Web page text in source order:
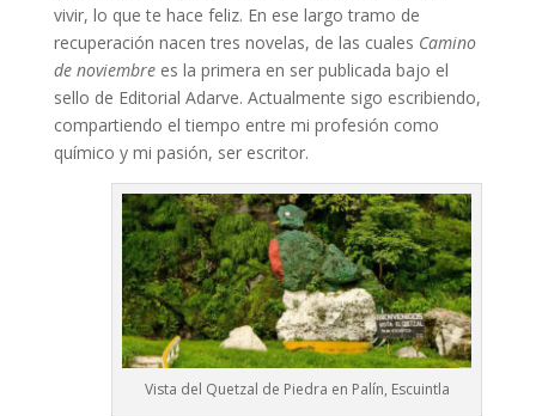
vivir, lo que te hace feliz. En ese largo tramo de
recuperación nacen tres novelas, de las cuales Camino
de noviembrees la primera en ser publicada bajo el
sello de Editorial Adarve. Actualmente sigo escribiendo,
compartiendo el tiempo entre mi profesión como
químico y mi pasión, ser escritor.
Vista del Quetzal de Piedra en Palín, Escuintla